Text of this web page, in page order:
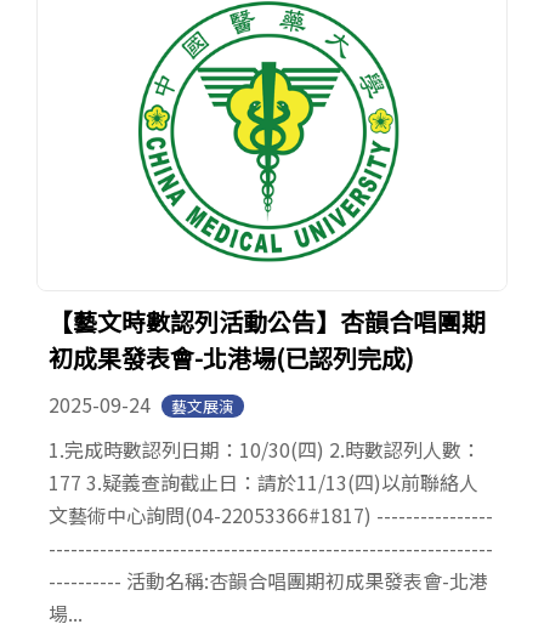
【藝文時數認列活動公告】杏韻合唱團期
初成果發表會-北港場(已認列完成)
2025-09-24 藝文展演
1.完成時數認列日期：10/30(四) 2.時數認列人數：
177 3.疑義查詢截止日：請於11/13(四)以前聯絡人
文藝術中心詢問(04-22053366#1817) ----------------
-------------------------------------------------------------
---------- 活動名稱:杏韻合唱團期初成果發表會-北港
場...